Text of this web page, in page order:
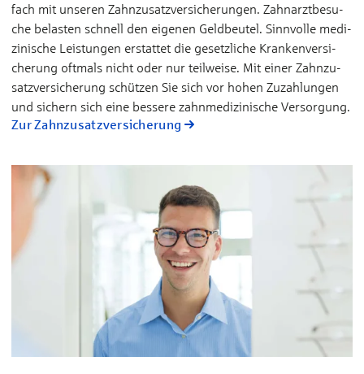
fach mit un­­se­­ren Zahnzu­­satz­­ver­­si­che­­run­­gen. Zahn­­arzt­­be­­su­­
che be­­las­­ten schnell den ei­­ge­nen Geld­­beu­­tel. Sinn­­vol­­le me­­di­­
zi­­ni­­sche Leis­­tun­­gen er­­stat­tet die ge­­setz­­li­­che Kran­­ken­­ver­­si­­
che­­rung oft­­mals nicht oder nur teil­­wei­­se. Mit ei­­ner Zahn­­zu­­
satz­­ver­­si­­che­­rung schüt­­zen Sie sich vor ho­­hen Zu­­zah­­lun­­gen
und si­­chern sich ei­­ne bes­­se­­re zahn­­me­­di­­zi­­ni­­sche Ver­­sor­­gung.
Zur Zahn­zu­satz­ver­sicherung